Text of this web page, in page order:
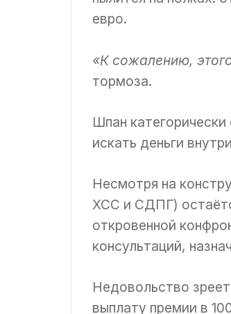
евро.
«К сожалению,
тормоза.
Шпан
искать деньги
Несмотря на
ХСС и СДПГ)
откровенной
консультаций,
Недовольство
выплату премии в